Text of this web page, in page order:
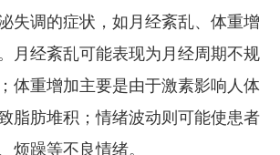
失调的症状，如月经紊乱、体重增
月经紊乱可能表现为月经周期不规
体重增加主要是由于激素影响人体
脂肪堆积；情绪波动则可能使患者
烦躁等不良情绪。